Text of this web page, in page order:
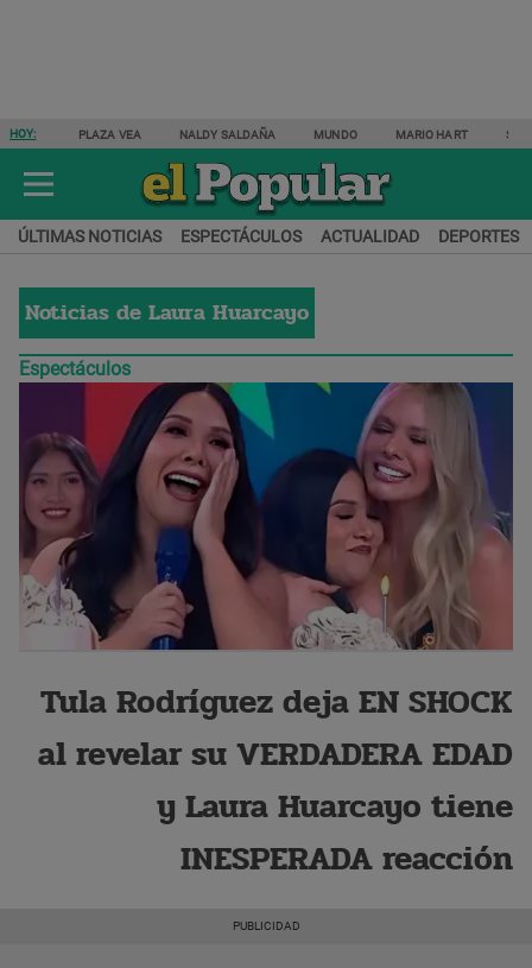
HOY: PLAZA VEA NALDY SALDAÑA MUNDO MARIO HART
ÚLTIMAS NOTICIAS ESPECTÁCULOS ACTUALIDAD DEPORTES
Noticias de Laura Huarcayo
Espectáculos
Tula Rodríguez deja EN SHOCK
al revelar su VERDADERA EDAD
y Laura Huarcayo tiene
INESPERADA reacción